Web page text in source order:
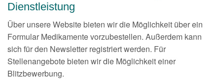
Dienstleistung
Über unsere Website bieten wir die Möglichkeit über ein
Formular Medikamente vorzubestellen. Außerdem kann
sich für den Newsletter registriert werden. Für
Stellenangebote bieten wir die Möglichkeit einer
Blitzbewerbung.